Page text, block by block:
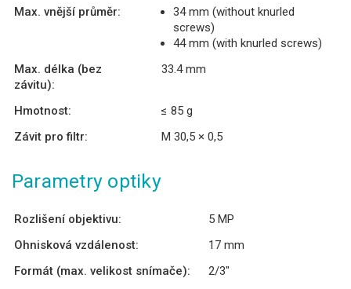
Max. vnější průměr:
34 mm (without knurled
screws)
44 mm (with knurled screws)
Max. délka (bez
závitu):
33.4 mm
Hmotnost:
≤ 85 g
Závit pro filtr:
M 30,5 × 0,5
Parametry optiky
Rozlišení objektivu:
5 MP
Ohnisková vzdálenost:
17 mm
Formát (max. velikost snímače):
2/3″